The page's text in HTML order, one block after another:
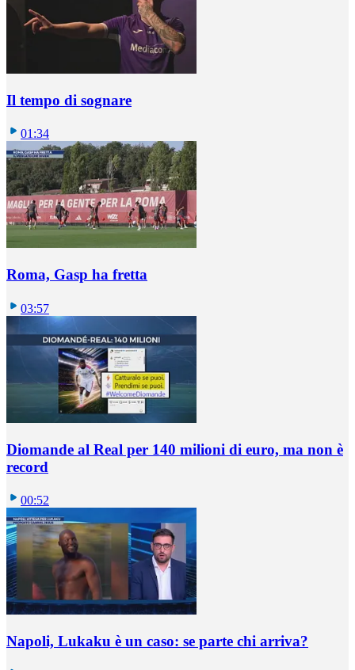
Il tempo di sognare
01:34
Roma, Gasp ha fretta
03:57
Diomande al Real per 140 milioni di euro, ma non è
record
00:52
Napoli, Lukaku è un caso: se parte chi arriva?